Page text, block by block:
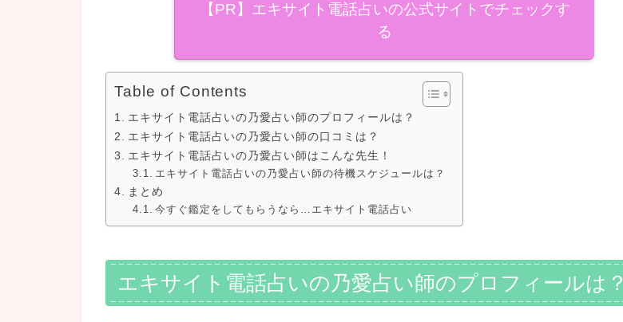
【PR】エキサイト電話占いの公式サイトでチェックす
る
Table of Contents
エキサイト電話占いの乃愛占い師のプロフィールは？
エキサイト電話占いの乃愛占い師の口コミは？
エキサイト電話占いの乃愛占い師はこんな先生！
エキサイト電話占いの乃愛占い師の待機スケジュールは？
まとめ
今すぐ鑑定をしてもらうなら…エキサイト電話占い
エキサイト電話占いの乃愛占い師のプロフィールは？